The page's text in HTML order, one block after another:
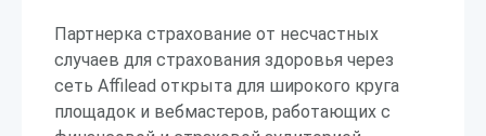
Партнерка страхование от несчастных
случаев для страхования здоровья через
сеть Affilead открыта для широкого круга
площадок и вебмастеров, работающих с